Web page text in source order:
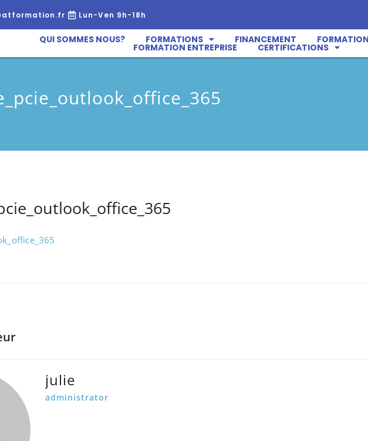
Lun-Ven 9h-18h
QUI SOMMES NOUS? FORMATIONS FINANCEMENT
FORMATION ENTREPRISE CERTIFICATIONS
julie
administrator